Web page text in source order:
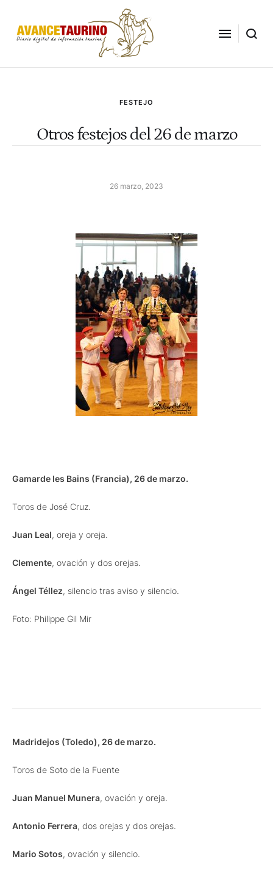
FESTEJO
Otros festejos del 26 de marzo
26 marzo, 2023
Gamarde les Bains (Francia), 26 de marzo.
Toros de José Cruz.
Juan Leal, oreja y oreja.
Clemente, ovación y dos orejas.
Ángel Téllez, silencio tras aviso y silencio.
Foto: Philippe Gil Mir
Madridejos (Toledo), 26 de marzo.
Toros de Soto de la Fuente
Juan Manuel Munera, ovación y oreja.
Antonio Ferrera, dos orejas y dos orejas.
Mario Sotos, ovación y silencio.